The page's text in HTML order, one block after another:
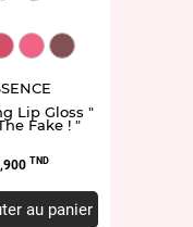
EL958513.101
EL958514.102
EL958515.103
Lip Gloss "
Fake ! "
TND
au panier